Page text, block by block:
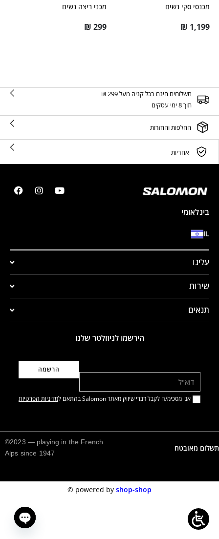
מכנסי סקי נשים
₪ 1,199
מכני ריצה נשים
₪ 299
משלוחים חינם בכל קניה מעל 299 ₪
תוך 8 ימי עסקים
החלפות והחזרות
אחריות
בינלאומי
IL
עלינו
שירות
תנאים
הירשמו לניוזלטר שלנו
אני מסכימ/ה לקבל דברי שיווק מאתר Salomon בהתאם ל מדיניות הפרטיות
תשלום מאובטח
©2023 — playing in the French
Alps since 1947
powered by shop-shop
©️